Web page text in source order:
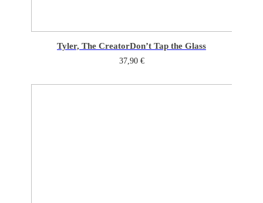
Tyler, The CreatorDon’t Tap the Glass
37,90 €